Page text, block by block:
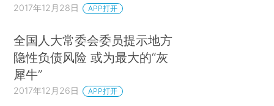
2017年12月28日 APP打开
全国人大常委会委员提示地方
隐性负债风险 或为最大的“灰
犀牛”
2017年12月26日 APP打开